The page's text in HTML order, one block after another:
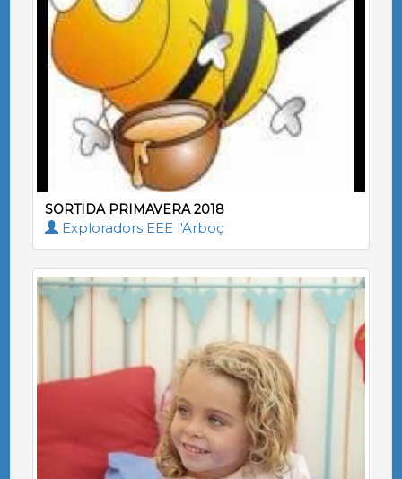
SORTIDA PRIMAVERA 2018
Exploradors EEE l'Arboç